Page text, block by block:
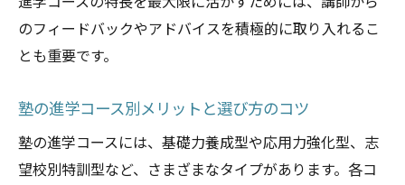
のフィードバックやアドバイスを積極的に取り入れるこ
とも重要です。
塾の進学コース別メリットと選び方のコツ
塾の進学コースには、基礎力養成型や応用力強化型、志
望校別特訓型など、さまざまなタイプがあります。各コ